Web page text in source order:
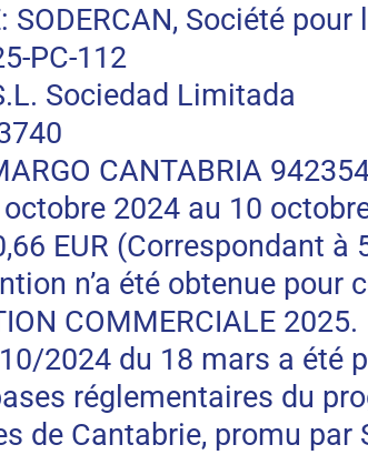
SODERCAN, Société
PC-112
Sociedad Limitada
CANTABRIA
octobre 2024 au 10
EUR (Correspondant
n’a été obtenue pour
COMMERCIALE 2025.
2024 du 18 mars a
réglementaires du
de Cantabrie, promu par